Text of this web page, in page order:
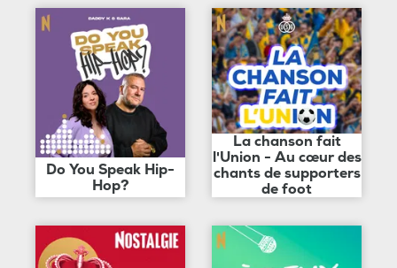
Do You Speak Hip-
Hop?
La chanson fait
l'Union - Au cœur des
chants de supporters
de foot